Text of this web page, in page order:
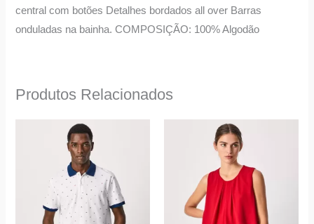
central com botões Detalhes bordados all over Barras
onduladas na bainha. COMPOSIÇÃO: 100% Algodão
Produtos Relacionados
preço
original
62,50 €.
O
preço
atual
é:
39,90 €.
has
multiple
variants.
preço
original
55,00 €.
O
preço
atual
é:
29,00 €.
has
multiple
variants.